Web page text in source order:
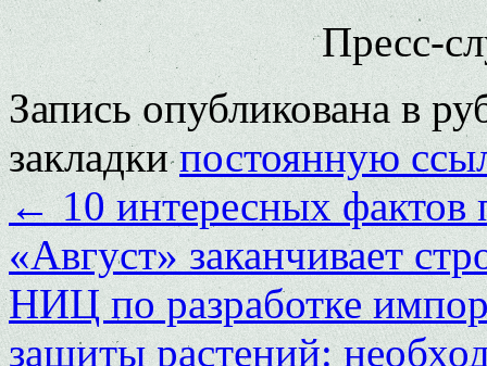
Пресс-
Запись опубликована в
закладкипостоянную
←10 интересных фактов
«Август» заканчивает
НИЦ по разработке
защиты растений: